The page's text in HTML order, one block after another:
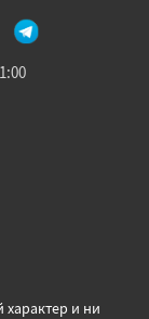
и ни